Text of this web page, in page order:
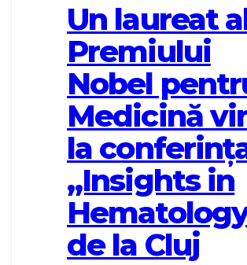
Un laureat
Premiului
Nobel
Medicină
la
„Insights in
de la Cluj